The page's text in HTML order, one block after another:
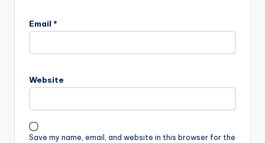
Email *
Website
Save my name, email, and website in this browser for the